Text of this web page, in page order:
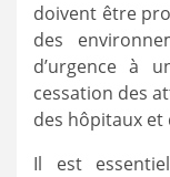
doivent être
des
d’urgence à
cessation des
des hôpitaux et
Il est